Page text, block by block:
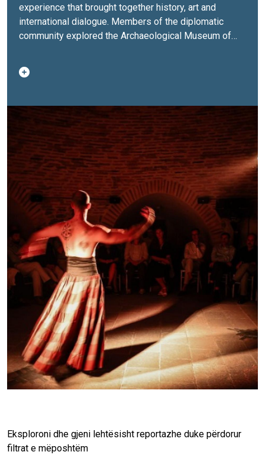
experience that brought together history, art and
international dialogue. Members of the diplomatic
community explored the Archaeological Museum of
contemporary dance performance. The evening
illustrated how heritage sites restored through the
beyond preserving the past. Once damaged by the
2019 earthquake, these landmarks now serve as
vibrant spaces where culture, education and creativity
come together, welcoming visitors to experience
heritage in new and engaging ways. The performance
at the Venetian Tower offered audiences a first
glimpse of
RADIAN
, a new contemporary dance
production created by choreographer Edi Blloshmi with
original music by Robert Bisha. Blending movement,
sound, memory and transformation, the performance
marked the first chapter of a larger artistic journey that
will culminate in its world premiere as a full two
evening production at the National Theatre of Opera
and Ballet of Albania. Supported by the European Union
and the EU4Culture programme, the production reflects
the connection between restored heritage,
contemporary artistic creation and the next generation
of performers. As the EU4Culture programme comes
to a close, events like this reflect the lasting legacy of
the European Union's investment in Albania's cultural
heritage. Implemented by UNOPS in partnership with
but also helped transform them into vibrant cultural
venues where history, creativity and communities
Eksploroni dhe gjeni lehtësisht reportazhe duke përdorur
filtrat e mëposhtëm